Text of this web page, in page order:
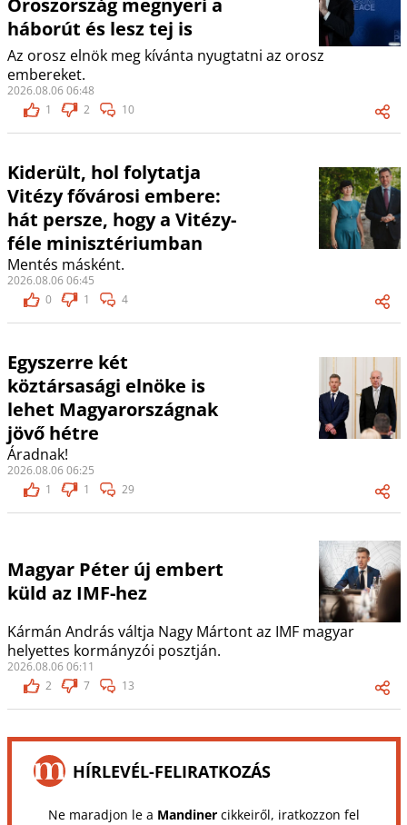
Oroszország megnyeri a
háborút és lesz tej is
Az orosz elnök meg kívánta nyugtatni az orosz
embereket.
2026.08.06 06:48
1
2 10
Kiderült, hol folytatja
Vitézy fővárosi embere:
hát persze, hogy a Vitézy-
féle minisztériumban
Mentés másként.
2026.08.06 06:45
0
1 4
Egyszerre két
köztársasági elnöke is
lehet Magyarországnak
jövő hétre
Áradnak!
2026.08.06 06:25
1
1 29
Magyar Péter új embert
küld az IMF-hez
Kármán András váltja Nagy Mártont az IMF magyar
helyettes kormányzói posztján.
2026.08.06 06:11
2
7 13
HÍRLEVÉL-FELIRATKOZÁS
Ne maradjon le a Mandinercikkeiről, iratkozzon fel